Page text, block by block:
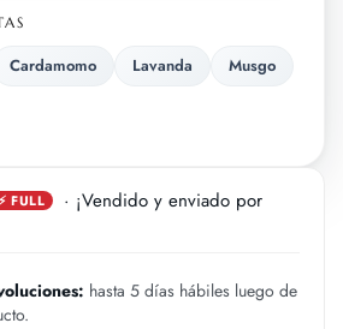
Cardamomo Lavanda
Musgo
FULL
· ¡Vendido y enviado por
hasta 5 días hábiles luego de